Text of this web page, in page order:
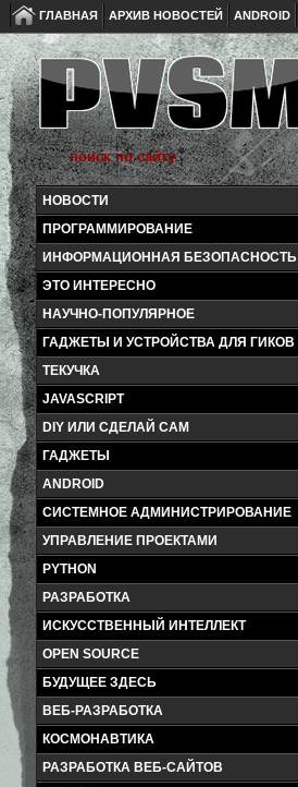
ГЛАВНАЯ АРХИВ НОВОСТЕЙ ANDROID
НОВОСТИ
ПРОГРАММИРОВАНИЕ
ИНФОРМАЦИОННАЯ БЕЗОПАСНОСТЬ
ЭТО ИНТЕРЕСНО
НАУЧНО-ПОПУЛЯРНОЕ
ГАДЖЕТЫ И УСТРОЙСТВА ДЛЯ ГИКОВ
ТЕКУЧКА
JAVASCRIPT
DIY ИЛИ СДЕЛАЙ САМ
ГАДЖЕТЫ
ANDROID
СИСТЕМНОЕ АДМИНИСТРИРОВАНИЕ
УПРАВЛЕНИЕ ПРОЕКТАМИ
PYTHON
РАЗРАБОТКА
ИСКУССТВЕННЫЙ ИНТЕЛЛЕКТ
OPEN SOURCE
БУДУЩЕЕ ЗДЕСЬ
ВЕБ-РАЗРАБОТКА
КОСМОНАВТИКА
РАЗРАБОТКА ВЕБ-САЙТОВ